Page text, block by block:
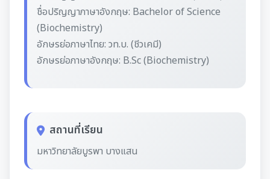
ชื่อปริญญาภาษาอังกฤษ: Bachelor of Science
(Biochemistry)
อักษรย่อภาษาไทย: วท.บ. (ชีวเคมี)
อักษรย่อภาษาอังกฤษ: B.Sc (Biochemistry)
สถานที่เรียน
มหาวิทยาลัยบูรพา บางแสน